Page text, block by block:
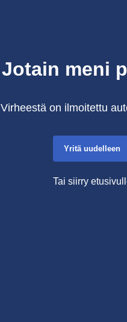
Jotain meni
Virheestä on ilmoitettu
Yritä uudelleen
Tai siirry